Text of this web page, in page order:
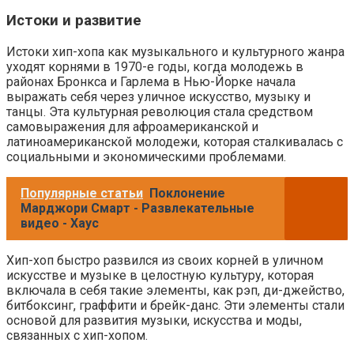
Истоки и развитие
Истоки хип-хопа как музыкального и культурного жанра
уходят корнями в 1970-е годы, когда молодежь в
районах Бронкса и Гарлема в Нью-Йорке начала
выражать себя через уличное искусство, музыку и
танцы. Эта культурная революция стала средством
самовыражения для афроамериканской и
латиноамериканской молодежи, которая сталкивалась с
социальными и экономическими проблемами.
Популярные статьи Поклонение
Марджори Смарт - Развлекательные
видео - Хаус
Хип-хоп быстро развился из своих корней в уличном
искусстве и музыке в целостную культуру, которая
включала в себя такие элементы, как рэп, ди-джейство,
битбоксинг, граффити и брейк-данс. Эти элементы стали
основой для развития музыки, искусства и моды,
связанных с хип-хопом.